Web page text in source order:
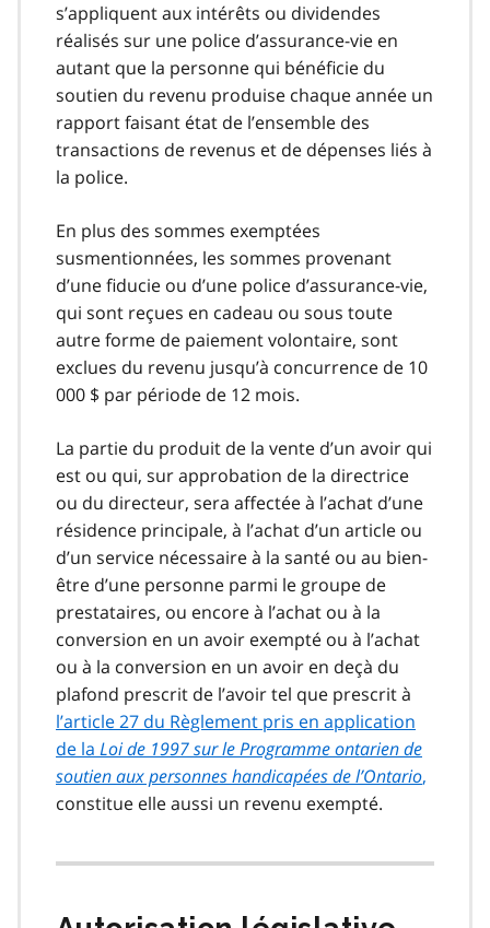
s’appliquent aux intérêts ou dividendes
réalisés sur une police d’assurance-vie en
autant que la personne qui bénéficie du
soutien du revenu produise chaque année un
rapport faisant état de l’ensemble des
transactions de revenus et de dépenses liés à
la police.
En plus des sommes exemptées
susmentionnées, les sommes provenant
d’une fiducie ou d’une police d’assurance-vie,
qui sont reçues en cadeau ou sous toute
autre forme de paiement volontaire, sont
exclues du revenu jusqu’à concurrence de 10
000 $ par période de 12 mois.
La partie du produit de la vente d’un avoir qui
est ou qui, sur approbation de la directrice
ou du directeur, sera affectée à l’achat d’une
résidence principale, à l’achat d’un article ou
d’un service nécessaire à la santé ou au bien-
être d’une personne parmi le groupe de
prestataires, ou encore à l’achat ou à la
conversion en un avoir exempté ou à l’achat
ou à la conversion en un avoir en deçà du
plafond prescrit de l’avoir tel que prescrit à
l’article 27 du Règlement pris en application
de la Loi de 1997 sur le Programme ontarien de
soutien aux personnes handicapées de l’Ontario,
constitue elle aussi un revenu exempté.